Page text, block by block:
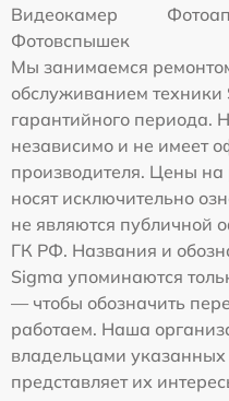
Видеокамер
Фотовспышек
Мы занимаемся
обслуживанием техники
гарантийного периода.
независимо и не имеет
производителя. Цены на
носят исключительно
не являются публичной
ГК РФ. Названия и
Sigma упоминаются
— чтобы обозначить
работаем. Наша
владельцами
представляет их